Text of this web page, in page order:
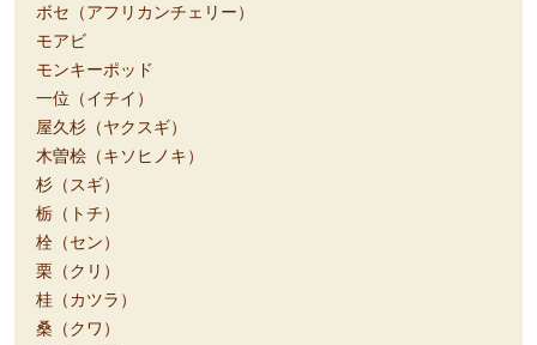
ボセ（アフリカンチェリー）
モアビ
モンキーポッド
一位（イチイ）
屋久杉（ヤクスギ）
木曽桧（キソヒノキ）
杉（スギ）
栃（トチ）
栓（セン）
栗（クリ）
桂（カツラ）
桑（クワ）